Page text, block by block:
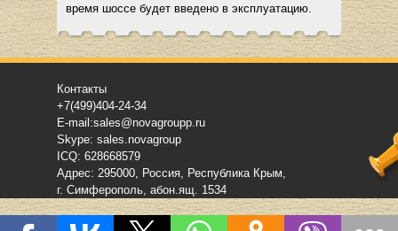
время шоссе будет введено в эксплуатацию.
Контакты
+7(499)404-24-34
E-mail:sales@novagroupp.ru
Skype: sales.novagroup
ICQ: 628668579
Адрес: 295000, Россия, Республика Крым,
г. Симферополь, абон.ящ. 1534